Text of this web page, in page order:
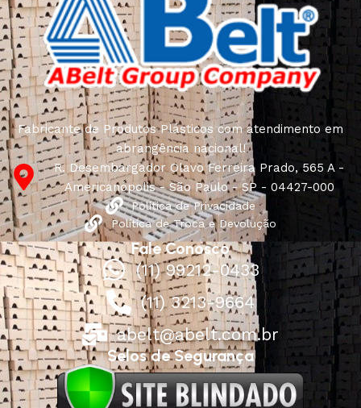
Fabricante de Produtos Plásticos com atendimento em
abrangência nacional!
R. Desembargador Olavo Ferreira Prado, 565 A -
Americanópolis - São Paulo - SP - 04427-000
Política de Privacidade
Política de Troca e Devolução
Fale Conosco
(11) 99212-0433
(11) 3213-9664
abelt@abelt.com.br
Selos de Segurança